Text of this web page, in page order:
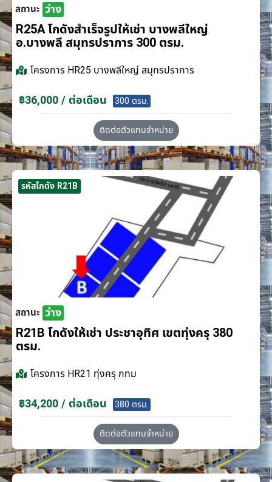
สถานะ ว่าง
R25A โกดังสำเร็จรูปให้เช่า บางพลีใหญ่
อ.บางพลี สมุทรปราการ 300 ตรม.
โครงการ HR25 บางพลีใหญ่ สมุทรปราการ
฿36,000 / ต่อเดือน 300 ตรม.
ติดต่อตัวแทนจำหน่าย
รหัสโกดัง R21B
สถานะ ว่าง
R21B โกดังให้เช่า ประชาอุทิศ เขตทุ่งครุ 380
ตรม.
โครงการ HR21 ทุ่งครุ กทม
฿34,200 / ต่อเดือน 380 ตรม.
ติดต่อตัวแทนจำหน่าย